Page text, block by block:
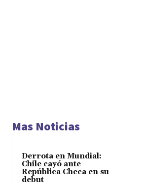
Mas Noticias
Derrota en Mundial:
Chile cayó ante
República Checa en su
debut